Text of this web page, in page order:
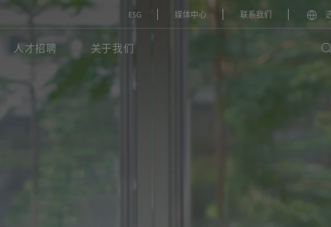
人才招聘 关于我们
ESG 媒体中心 联系我们